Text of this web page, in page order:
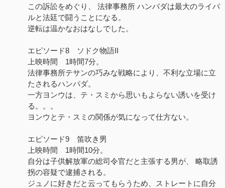
この訴訟をめぐり、 法律事務所 ハンバダは最大のライバ
ルと法廷で闘うことになる。
逆転は温かなおはなしでした。
エピソード8 ソドク物語II
上映時間 1時間7分。
法律事務所テサンの巧みな戦略により、不利な立場に立
たされるハンパダ。
一方ヨンウは、テ・スミから思いもよらない誘いを受け
る。。。
ヨンウとテ・スミの関係が気になって仕方ない。
エピソード9 笛吹き男
上映時間 1時間10分。
自分は子供解放軍の総司令官だと主張する男が、 略取誘
拐の容疑で逮捕される。
ジュノに好きだと云ってもらうため、ストレートに自分